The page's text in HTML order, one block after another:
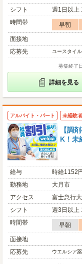
シフト
週1日以上
時間帯
早朝
面接地
応募先
ユースタイ
募集終了
詳細を見る
アルバイト・パート 未経験
【調
K！未
給与
時給1152
勤務地
大月市
アクセス
富士急行
シフト
週3日以上
時間帯
早朝
面接地
応募先
ウエルシア